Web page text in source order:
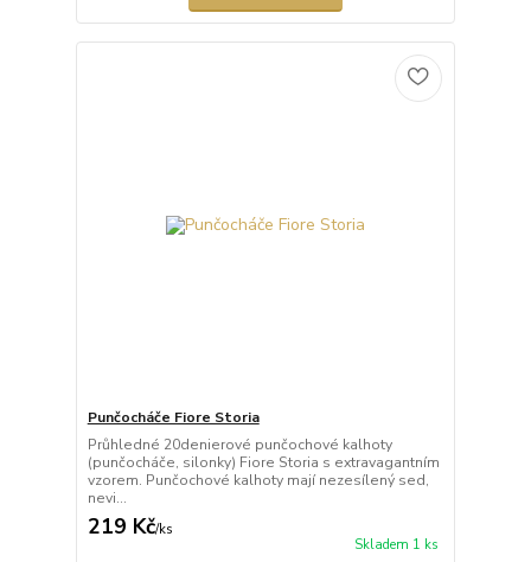
Punčocháče Fiore Storia
Průhledné 20denierové punčochové kalhoty
(punčocháče, silonky) Fiore Storia s extravagantním
vzorem. Punčochové kalhoty mají nezesílený sed,
nevi...
219 Kč/ks
Skladem 1 ks